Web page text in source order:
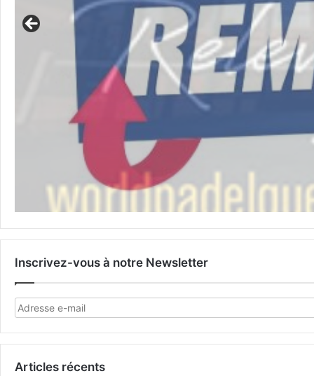
Inscrivez-vous à notre Newsletter
Articles récents